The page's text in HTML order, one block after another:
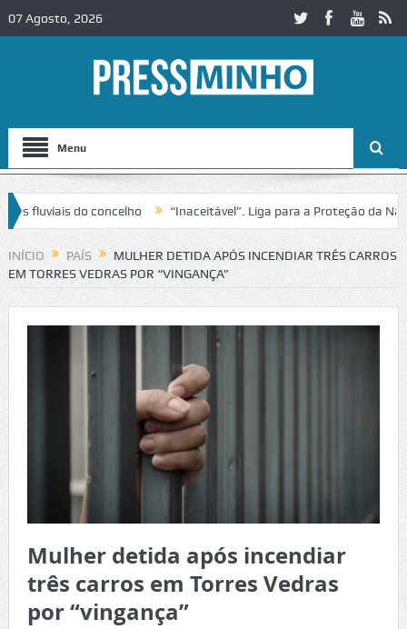
07 Agosto, 2026
Menu
do concelho “Inaceitável”. Liga para a Proteção da
INÍCIO PAÍS
MULHER DETIDA APÓS INCENDIAR TRÊS CARROS
EM TORRES VEDRAS POR “VINGANÇA”
Mulher detida após incendiar
três carros em Torres Vedras
por “vingança”